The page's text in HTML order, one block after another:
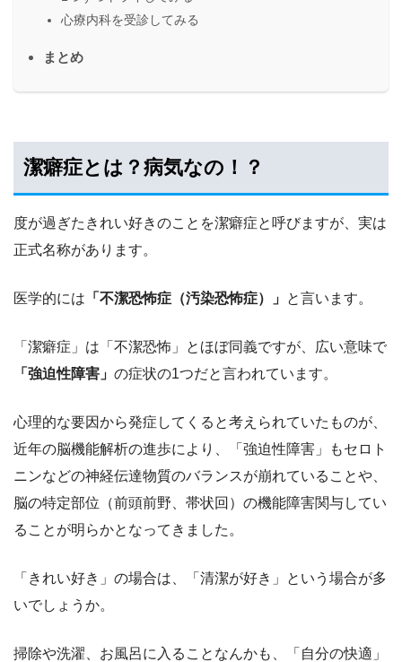
心療内科を受診してみる
まとめ
潔癖症とは？病気なの！？
度が過ぎたきれい好きのことを潔癖症と呼びますが、実は
正式名称があります。
医学的には 「不潔恐怖症（汚染恐怖症）」 と言います。
「潔癖症」は「不潔恐怖」とほぼ同義ですが、広い意味で
「強迫性障害」 の症状の1つだと言われています。
心理的な要因から発症してくると考えられていたものが、
近年の脳機能解析の進歩により、「強迫性障害」もセロト
ニンなどの神経伝達物質のバランスが崩れていることや、
脳の特定部位（前頭前野、帯状回）の機能障害関与してい
ることが明らかとなってきました。
「きれい好き」の場合は、「清潔が好き」という場合が多
いでしょうか。
掃除や洗濯、お風呂に入ることなんかも、「自分の快適」